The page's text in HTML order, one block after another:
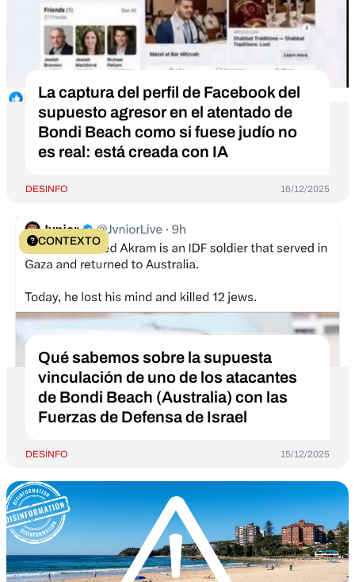
La captura del perfil de Facebook del
supuesto agresor en el atentado de
Bondi Beach como si fuese judío no
es real: está creada con IA
DESINFO 16/12/2025
CONTEXTO
Qué sabemos sobre la supuesta
vinculación de uno de los atacantes
de Bondi Beach (Australia) con las
Fuerzas de Defensa de Israel
DESINFO 15/12/2025